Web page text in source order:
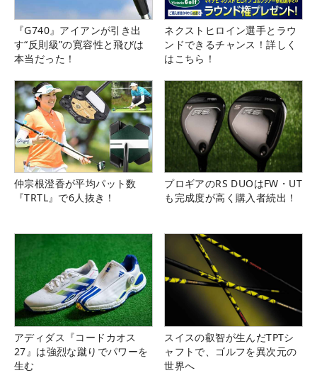
『G740』アイアンが引き出
す“反則級”の寛容性と飛びは
本当だった！
ネクストヒロイン選手とラウ
ンドできるチャンス！詳しく
はこちら！
仲宗根澄香が平均パット数
『TRTL』で6人抜き！
プロギアのRS DUOはFW・UT
も完成度が高く購入者続出！
アディダス『コードカオス
27』は強烈な蹴りでパワーを
生む
スイスの叡智が生んだTPTシ
ャフトで、ゴルフを異次元の
世界へ